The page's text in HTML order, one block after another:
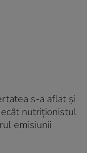
s-a aflat și
nutriționistul
emisiunii